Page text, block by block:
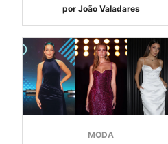
por João Valadares
MODA